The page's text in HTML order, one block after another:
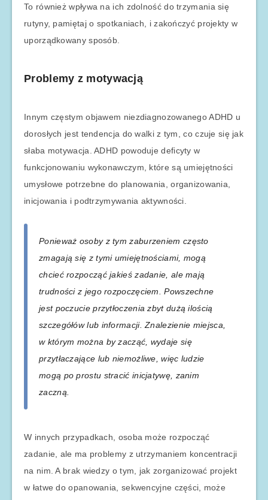
To również wpływa na ich zdolność do trzymania się
rutyny, pamiętaj o spotkaniach, i zakończyć projekty w
uporządkowany sposób.
Problemy z motywacją
Innym częstym objawem niezdiagnozowanego ADHD u
dorosłych jest tendencja do walki z tym, co czuje się jak
słaba motywacja. ADHD powoduje deficyty w
funkcjonowaniu wykonawczym, które są umiejętności
umysłowe potrzebne do planowania, organizowania,
inicjowania i podtrzymywania aktywności.
Ponieważ osoby z tym zaburzeniem często
zmagają się z tymi umiejętnościami, mogą
chcieć rozpocząć jakieś zadanie, ale mają
trudności z jego rozpoczęciem. Powszechne
jest poczucie przytłoczenia zbyt dużą ilością
szczegółów lub informacji. Znalezienie miejsca,
w którym można by zacząć, wydaje się
przytłaczające lub niemożliwe, więc ludzie
mogą po prostu stracić inicjatywę, zanim
zaczną.
W innych przypadkach, osoba może rozpocząć
zadanie, ale ma problemy z utrzymaniem koncentracji
na nim. A brak wiedzy o tym, jak zorganizować projekt
w łatwe do opanowania, sekwencyjne części, może